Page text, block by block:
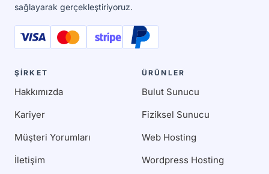
sağlayarak gerçekleştiriyoruz.
ŞİRKET
Hakkımızda
Kariyer
Müşteri Yorumları
İletişim
ÜRÜNLER
Bulut Sunucu
Fiziksel Sunucu
Web Hosting
Wordpress Hosting